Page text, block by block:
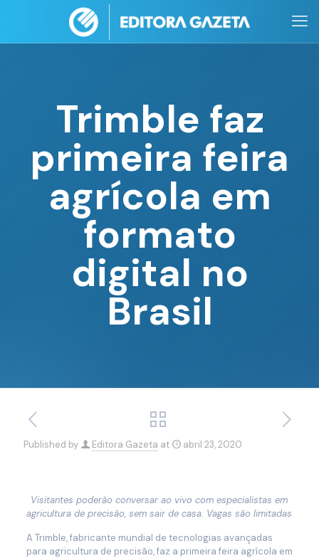
Trimble faz
primeira feira
agrícola em
formato
digital no
Brasil
Published by Editora Gazeta at abril 23, 2020
Visitantes poderão conversar ao vivo com especialistas em
agricultura de precisão, sem sair de casa. Vagas são limitadas
A Trimble, fabricante mundial de tecnologias avançadas
para agricultura de precisão, faz a primeira feira agrícola em